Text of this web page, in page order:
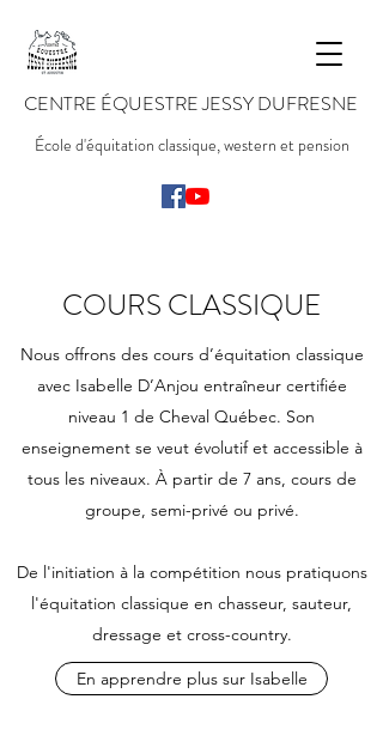
CENTRE ÉQUESTREJESSY DUFRESNE
École d'équitation classique, western et pension
COURS CLASSIQUE
Nous offrons des cours d’équitation classique
avec Isabelle D’Anjou entraîneur certifiée
niveau 1 de Cheval Québec. Son
enseignement se veut évolutif et accessible à
tous les niveaux. À partir de 7 ans, cours de
groupe, semi-privé ou privé.
De l'initiation à la compétition nous pratiquons
l'équitation classique en chasseur, sauteur,
dressage et cross-country.
En apprendre plus sur Isabelle